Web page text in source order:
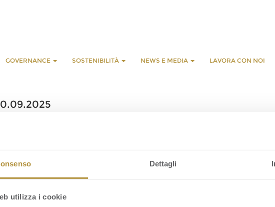
Dettagli
utilizza i cookie
GOVERNANCE SOSTENIBILITÀ NEWS E MEDIA LAVORA CON NOI